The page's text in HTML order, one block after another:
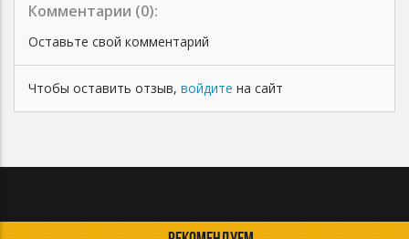
Комментарии (0):
Оставьте свой комментарий
Чтобы оставить отзыв, войдите на сайт